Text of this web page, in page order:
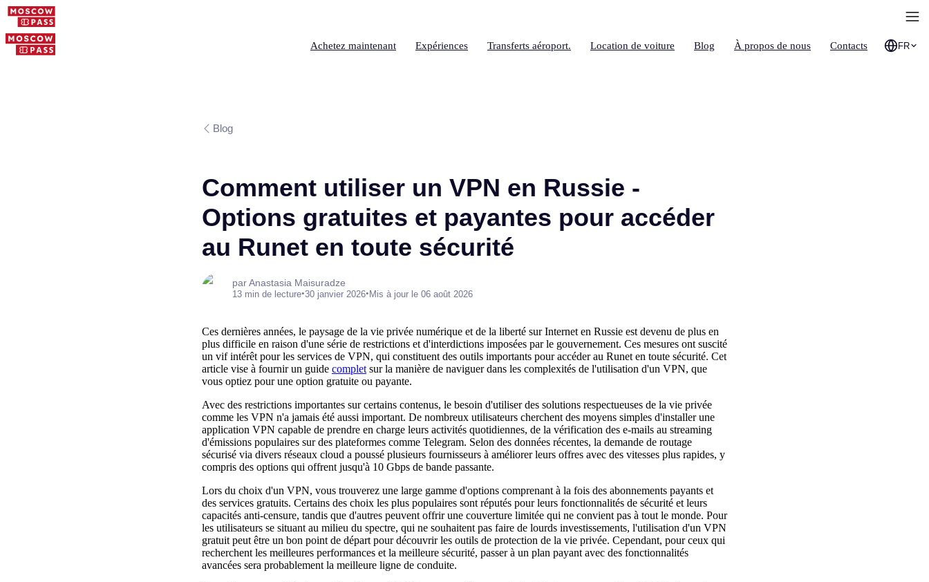
Achetez maintenant Expériences Transferts aéroport. Location de voiture Blog À propos de nous Contacts FR
Blog
Comment utiliser un VPN en Russie -
Options gratuites et payantes pour accéder
au Runet en toute sécurité
par Anastasia Maisuradze
13 min de lecture•30 janvier 2026•Mis à jour le 06 août 2026
Ces dernières années, le paysage de la vie privée numérique et de la liberté sur Internet en Russie est devenu de plus en
plus difficile en raison d'une série de restrictions et d'interdictions imposées par le gouvernement. Ces mesures ont suscité
un vif intérêt pour les services de VPN, qui constituent des outils importants pour accéder au Runet en toute sécurité. Cet
article vise à fournir un guide complet sur la manière de naviguer dans les complexités de l'utilisation d'un VPN, que
vous optiez pour une option gratuite ou payante.
Avec des restrictions importantes sur certains contenus, le besoin d'utiliser des solutions respectueuses de la vie privée
comme les VPN n'a jamais été aussi important. De nombreux utilisateurs cherchent des moyens simples d'installer une
application VPN capable de prendre en charge leurs activités quotidiennes, de la vérification des e-mails au streaming
d'émissions populaires sur des plateformes comme Telegram. Selon des données récentes, la demande de routage
sécurisé via divers réseaux cloud a poussé plusieurs fournisseurs à améliorer leurs offres avec des vitesses plus rapides, y
compris des options qui offrent jusqu'à 10 Gbps de bande passante.
Lors du choix d'un VPN, vous trouverez une large gamme d'options comprenant à la fois des abonnements payants et
des services gratuits. Certains des choix les plus populaires sont réputés pour leurs fonctionnalités de sécurité et leurs
capacités anti-censure, tandis que d'autres peuvent offrir une couverture limitée qui ne convient pas à tout le monde. Pour
les utilisateurs se situant au milieu du spectre, qui ne souhaitent pas faire de lourds investissements, l'utilisation d'un VPN
gratuit peut être un bon point de départ pour découvrir les outils de protection de la vie privée. Cependant, pour ceux qui
recherchent les meilleures performances et la meilleure sécurité, passer à un plan payant avec des fonctionnalités
avancées sera probablement la meilleure ligne de conduite.